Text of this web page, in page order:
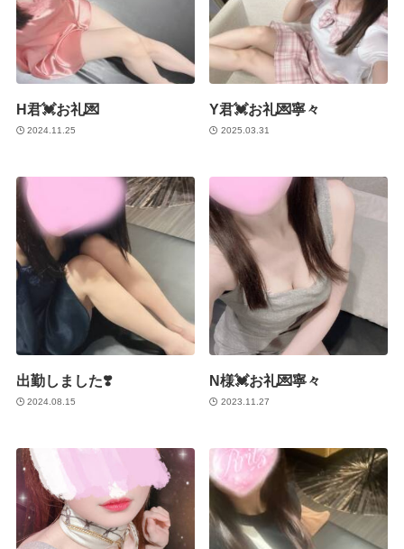
H君💓お礼💌
2024.11.25
Y君💓お礼💌寧々
2025.03.31
出勤しました❣️
2024.08.15
N様💓お礼💌寧々
2023.11.27